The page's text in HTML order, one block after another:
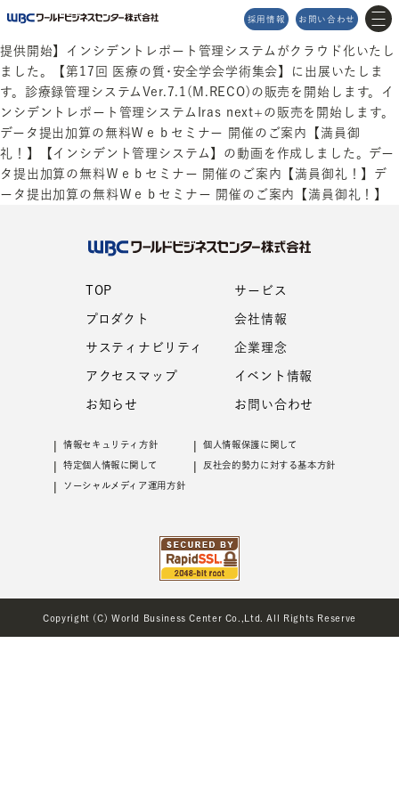
採用情報 お問い合わせ
MENU
メニュー
プロダクト
会社情報
イベント情報
お知らせ
2026/04/03 STNet高松データセンター（Powerico）の導入事例として、弊社サービスのインタビュー記事が掲載されました。
学生スタッフ管理システム「スタマネ」の紹介動画を公開いたしま
した。【学生スタッフ管理システム スタマネのクラウドサービス
提供開始】インシデントレポート管理システムがクラウド化いたし
ました。【第17回 医療の質･安全学会学術集会】に出展いたしま
す。診療録管理システムVer.7.1(M.RECO)の販売を開始します。イ
ンシデントレポート管理システムIras next+の販売を開始します。
データ提出加算の無料Ｗｅｂセミナー 開催のご案内【満員御
礼！】【インシデント管理システム】の動画を作成しました。デー
タ提出加算の無料Ｗｅｂセミナー 開催のご案内【満員御礼！】デ
ータ提出加算の無料Ｗｅｂセミナー 開催のご案内【満員御礼！】
TOP サービス
プロダクト 会社情報
サスティナビリティ 企業理念
アクセスマップ イベント情報
お知らせ お問い合わせ
情報セキュリティ⽅針 個⼈情報保護に関して
特定個⼈情報に関して 反社会的勢⼒に対する基本⽅針
ソーシャルメディア運用方針
Copyright (C) World Business Center Co.,Ltd. All Rights Reserve